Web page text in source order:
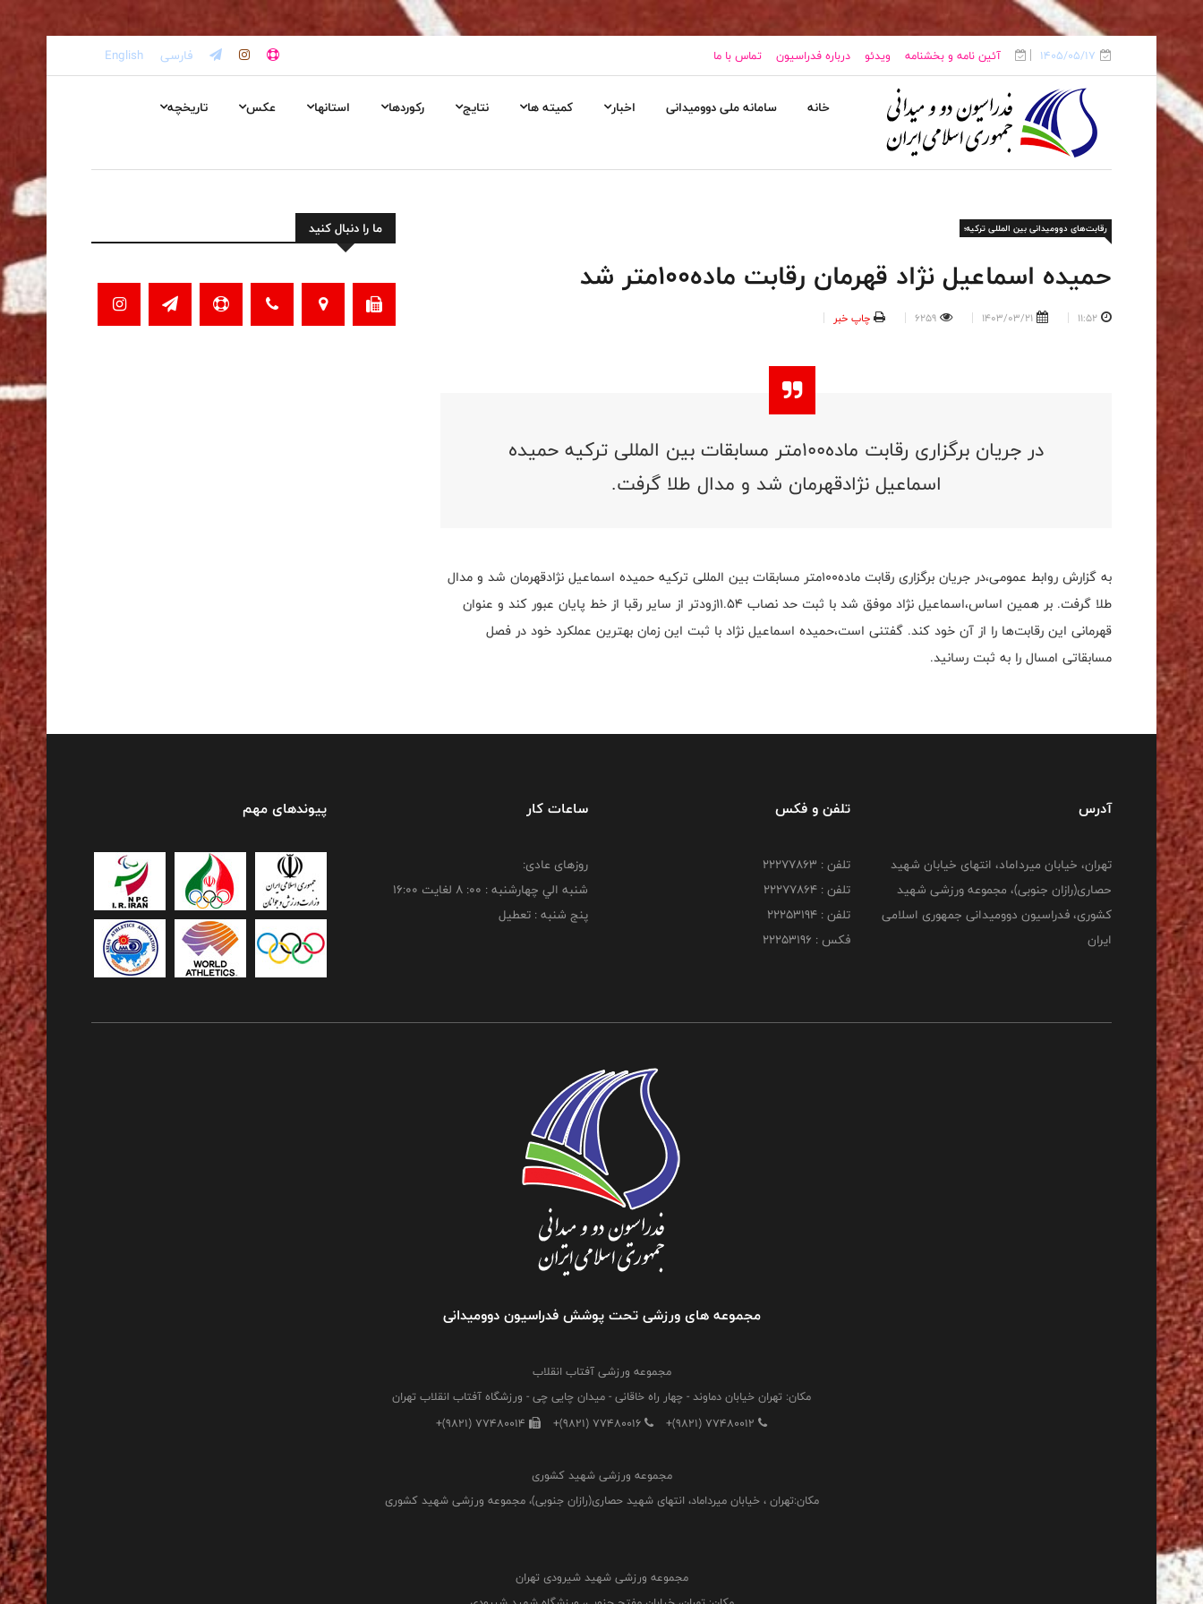
1405/05/17 آئین نامه و بخشنامه ویدئو درباره فدراسیون تماس با ما فارسی English
خانه سامانه ملی دوومیدانی اخبار کمیته ها نتایج رکوردها استانها عکس تاریخچه
رقابت‌های دوومیدانی بین المللی ترکیه؛
حمیده اسماعیل نژاد قهرمان رقابت ماده۱۰۰متر شد
11:52
1403/03/21
6259 چاپ خبر
در جریان برگزاری رقابت ماده۱۰۰متر مسابقات بین المللی ترکیه حمیده
اسماعیل نژادقهرمان شد و مدال طلا گرفت.
به گزارش روابط عمومی،در جریان برگزاری رقابت ماده۱۰۰متر مسابقات بین المللی ترکیه حمیده اسماعیل نژادقهرمان شد و مدال
طلا گرفت. بر همین اساس،اسماعیل نژاد موفق شد با ثبت حد نصاب ۱۱.۵۴زودتر از سایر رقبا از خط پایان عبور کند و عنوان
قهرمانی این رقابت‌ها را از آن خود کند. گفتنی است،حمیده اسماعیل نژاد با ثبت این زمان بهترین عملکرد خود در فصل
مسابقاتی امسال را به ثبت رسانید.
ما را دنبال کنید
آدرس
تهران، خیابان میرداماد، انتهای خیابان شهید
حصاری(رازان جنوبی)، مجموعه ورزشی شهید
کشوری، فدراسیون دوومیدانی جمهوری اسلامی
ایران
تلفن و فکس
تلفن : 22277863
تلفن : 22277864
تلفن : 22253194
فکس : 22253196
ساعات کار
روزهای عادی:
شنبه الي چهارشنبه : 00: 8 لغايت 16:00
پنج شنبه : تعطیل
پیوندهای مهم
مجموعه های ورزشی تحت پوشش فدراسیون دوومیدانی
مجموعه ورزشی آفتاب انقلاب
مکان: تهران خیابان دماوند - چهار راه خاقانی - میدان چایی چی - ورزشگاه آفتاب انقلاب تهران
+(9821) 77480012
+(9821) 77480016
+(9821) 77480014
مجموعه ورزشی شهید کشوری
مکان:تهران ، خیابان میرداماد، انتهای شهید حصاری(رازان جنوبی)، مجموعه ورزشی شهید کشوری
مجموعه ورزشی شهید شیرودی تهران